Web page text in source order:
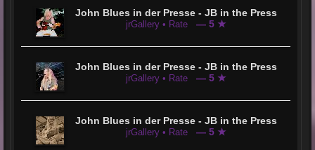
John Blues in der Presse - JB in the Press
jrGallery • Rate — 5 ★
John Blues in der Presse - JB in the Press
jrGallery • Rate — 5 ★
John Blues in der Presse - JB in the Press
jrGallery • Rate — 5 ★